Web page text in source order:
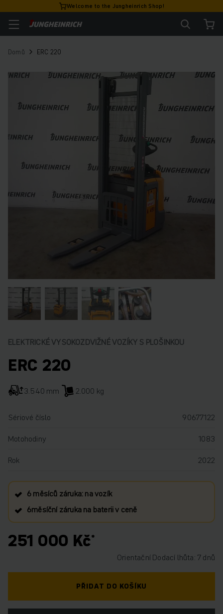
Welcome to the Jungheinrich Shop!
Domů ERC 220
ELEKTRICKÉ VYSOKOZDVIŽNÉ VOZÍKY S PLOŠINKOU
ERC 220
3.540 mm 2.000 kg
Sériové číslo
90677122
Motohodiny
1083
Rok
2022
6 měsíců záruka: na vozík
6měsíční záruka na baterii v ceně
251 000 Kč
Orientační Dodací lhůta: 7 dnů
PŘIDAT DO KOŠÍKU